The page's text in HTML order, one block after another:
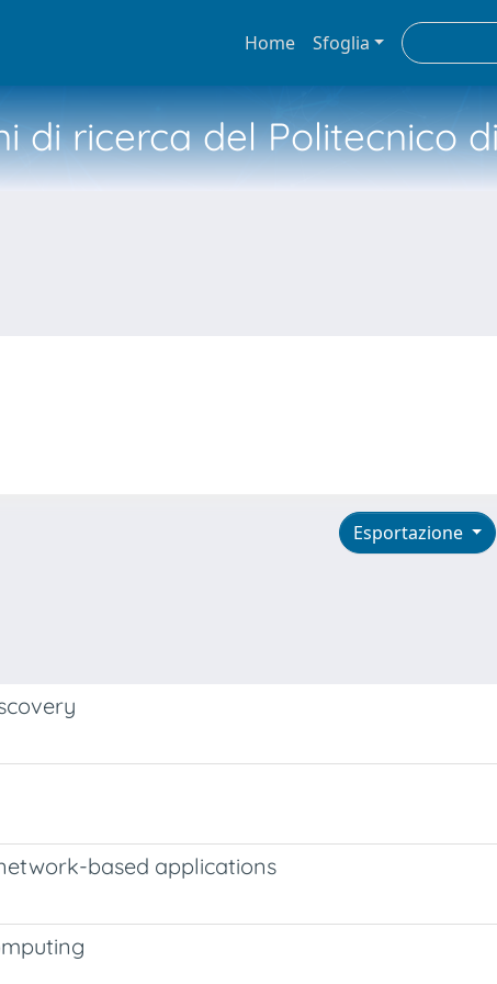
Home Sfoglia
di ricerca del Politecnico
Esportazione
based applications